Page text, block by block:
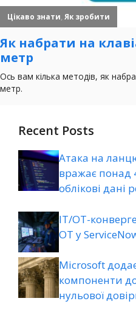
Recent Posts
Атака на
вражає понад
облікові дані
ІТ/ОТ-
ОТ у
Microsoft
компоненти
нульової